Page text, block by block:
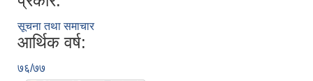
सूचना तथा समाचार
आर्थिक वर्ष:
७६/७७